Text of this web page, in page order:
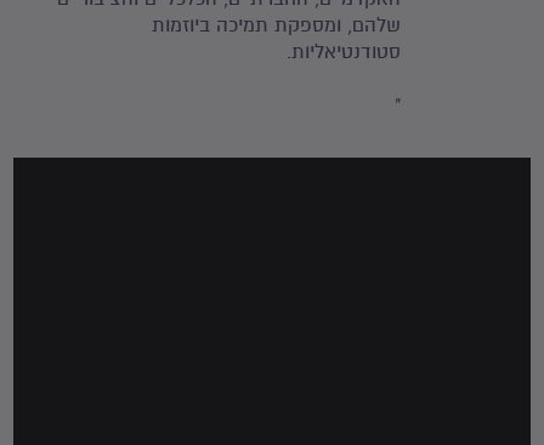
שלהם, ומספקת תמיכה ביוזמות
סטודנטיאליות.
"